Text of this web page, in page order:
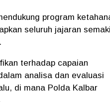
program
seluruh jajaran
terhadap capaian
analisa dan evaluasi
di mana Polda Kalbar